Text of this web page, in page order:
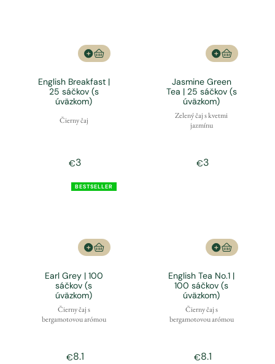
English Breakfast |
25 sáčkov (s
úväzkom)
Čierny čaj
€3
Jasmine Green
Tea | 25 sáčkov (s
úväzkom)
Zelený čaj s kvetmi
jazmínu
€3
BESTSELLER
Earl Grey | 100
sáčkov (s
úväzkom)
Čierny čaj s
bergamotovou arómou
€8.1
English Tea No.1 |
100 sáčkov (s
úväzkom)
Čierny čaj s
bergamotovou arómou
€8.1